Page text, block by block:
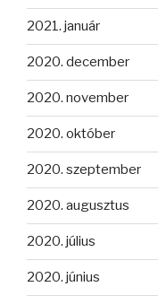
2021. január
2020. december
2020. november
2020. október
2020. szeptember
2020. augusztus
2020. július
2020. június